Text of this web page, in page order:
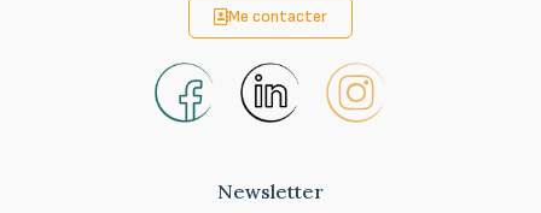
Me contacter
Newsletter